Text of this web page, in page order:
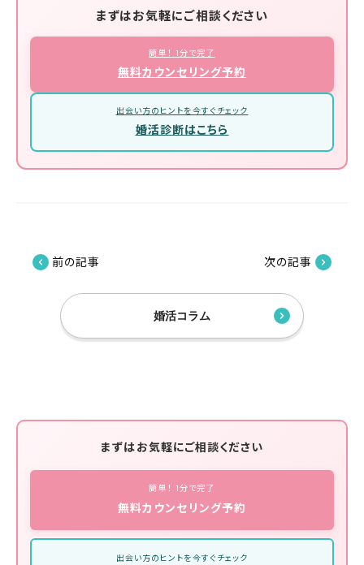
まずはお気軽にご相談ください
簡単！ 1分で完了
無料カウンセリング予約
出会い方のヒントを今すぐチェック
婚活診断はこちら
前の記事
婚活コラム
次の記事
まずはお気軽にご相談ください
簡単！ 1分で完了
無料カウンセリング予約
出会い方のヒントを今すぐチェック